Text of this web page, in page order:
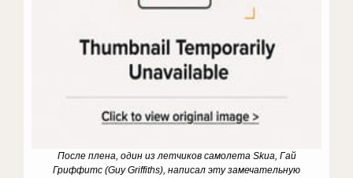
После плена, один из летчиков самолета Skua, Гай
Гриффитс (Guy Griffiths), написал эту замечательную